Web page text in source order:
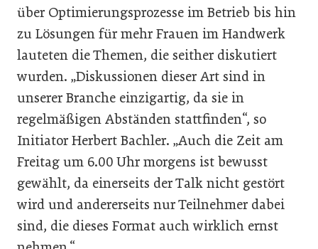
über Optimierungsprozesse im Betrieb bis hin
zu Lösungen für mehr Frauen im Handwerk
lauteten die Themen, die seither diskutiert
wurden. „Diskussionen dieser Art sind in
unserer Branche einzigartig, da sie in
regelmäßigen Abständen stattfinden“, so
Initiator Herbert Bachler. „Auch die Zeit am
Freitag um 6.00 Uhr morgens ist bewusst
gewählt, da einerseits der Talk nicht gestört
wird und andererseits nur Teilnehmer dabei
sind, die dieses Format auch wirklich ernst